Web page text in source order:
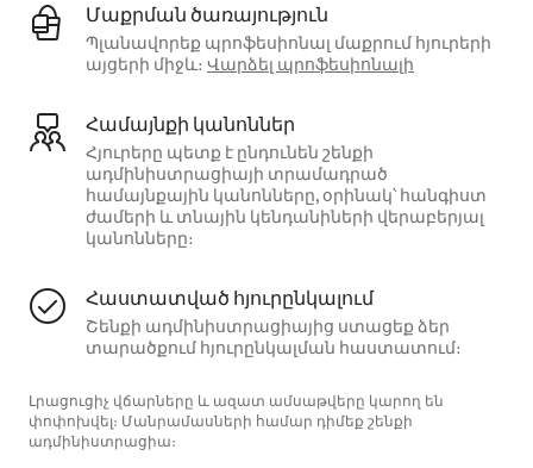
Մաքրման ծառայություն
Պլանավորեք պրոֆեսիոնալ մաքրում հյուրերի
այցերի միջև։ Վարձել պրոֆեսիոնալի
Համայնքի կանոններ
Հյուրերը պետք է ընդունեն շենքի
ադմինիստրացիայի տրամադրած
համայնքային կանոնները, օրինակ՝ հանգիստ
ժամերի և տնային կենդանիների վերաբերյալ
կանոնները։
Հաստատված հյուրընկալում
Շենքի ադմինիստրացիայից ստացեք ձեր
տարածքում հյուրընկալման հաստատում։
Լրացուցիչ վճարները և ազատ ամսաթվերը կարող են
փոփոխվել։ Մանրամասների համար դիմեք շենքի
ադմինիստրացիա։